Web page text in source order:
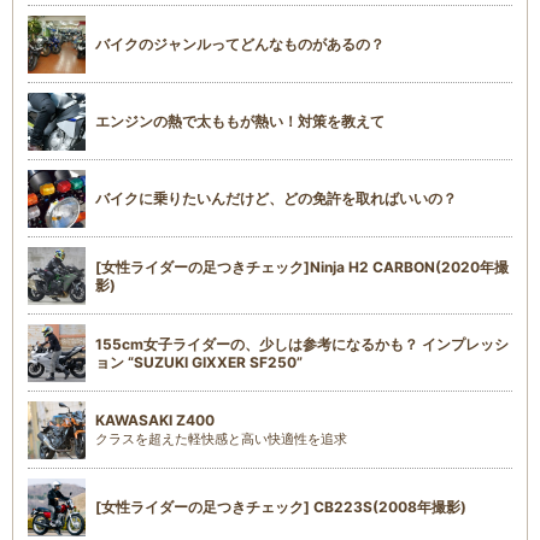
バイクのジャンルってどんなものがあるの？
エンジンの熱で太ももが熱い！対策を教えて
バイクに乗りたいんだけど、どの免許を取ればいいの？
[女性ライダーの足つきチェック]Ninja H2 CARBON(2020年撮
影)
155cm女子ライダーの、少しは参考になるかも？ インプレッシ
ョン “SUZUKI GIXXER SF250”
KAWASAKI Z400
クラスを超えた軽快感と高い快適性を追求
[女性ライダーの足つきチェック] CB223S(2008年撮影)